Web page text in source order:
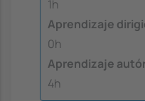
1h
Aprendizaje
0h
Aprendizaje
4h